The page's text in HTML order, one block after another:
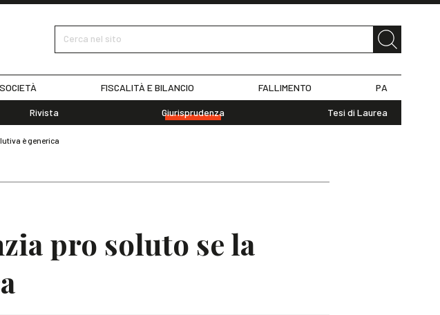
Cerca nel sito
SOCIETÀ FISCALITÀ E BILANCIO FALLIMENTO PA
Rivista Giurisprudenza Tesi di Laurea
è generica
pro soluto se la